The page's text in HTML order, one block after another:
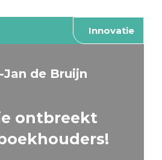
Innovatie
Jan de Bruijn
ontbreekt